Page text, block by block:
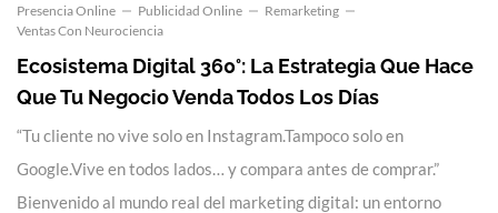
Presencia Online
Publicidad Online
Remarketing
Ventas Con Neurociencia
Ecosistema Digital 360°: La Estrategia Que Hace
Que Tu Negocio Venda Todos Los Días
“Tu cliente no vive solo en Instagram.Tampoco solo en
Google.Vive en todos lados… y compara antes de comprar.”
Bienvenido al mundo real del marketing digital: un entorno